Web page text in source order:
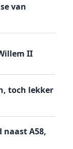
van
II
toch lekker
naast A58,